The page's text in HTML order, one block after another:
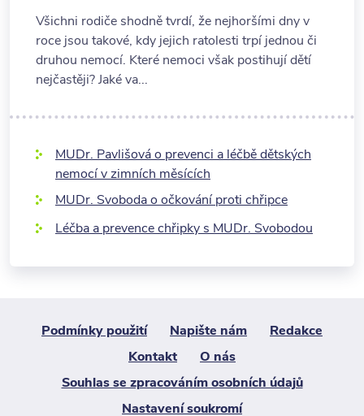
Všichni rodiče shodně tvrdí, že nejhoršími dny v
roce jsou takové, kdy jejich ratolesti trpí jednou či
druhou nemocí. Které nemoci však postihují dětí
nejčastěji? Jaké va...
MUDr. Pavlišová o prevenci a léčbě dětských
nemocí v zimních měsících
MUDr. Svoboda o očkování proti chřipce
Léčba a prevence chřipky s MUDr. Svobodou
Podmínky použití Napište nám
Redakce
Kontakt
O nás
Souhlas se zpracováním osobních údajů
Nastavení soukromí